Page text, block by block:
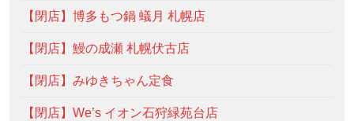
【閉店】博多もつ鍋 蟻月 札幌店
【閉店】鰻の成瀬 札幌伏古店
【閉店】みゆきちゃん定食
【閉店】We’s イオン石狩緑苑台店